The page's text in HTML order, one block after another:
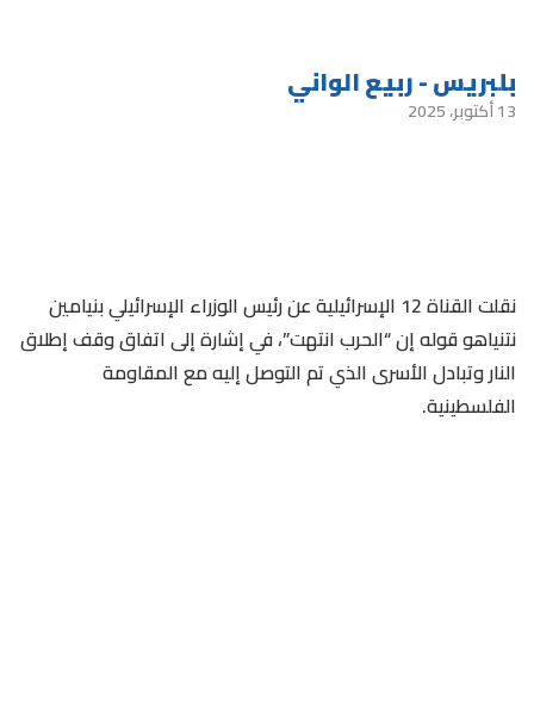
بلبريس - ربيع الواني
13 أكتوبر، 2025
نقلت القناة 12 الإسرائيلية عن رئيس الوزراء الإسرائيلي بنيامين
نتنياهو قوله إن “الحرب انتهت”، في إشارة إلى اتفاق وقف إطلاق
النار وتبادل الأسرى الذي تم التوصل إليه مع المقاومة
الفلسطينية.